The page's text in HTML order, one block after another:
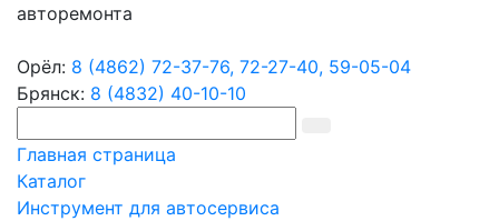
авторемонта
Орёл: 8 (4862) 72-37-76, 72-27-40, 59-05-04
Брянск: 8 (4832) 40-10-10
Главная страница
Каталог
Инструмент для автосервиса